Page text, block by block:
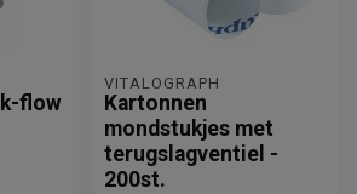
flow
VITALOGRAPH
Kartonnen
mondstukjes met
terugslagventiel -
200st.